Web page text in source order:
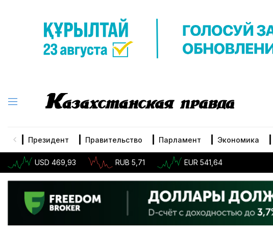
Президент Правительство Парламент Экономика
USD 469,93 RUB 5,71 EUR 541,64